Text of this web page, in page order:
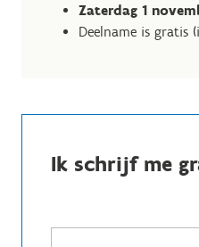
Zaterdag 1
Deelname is gratis
Ik schrijf me